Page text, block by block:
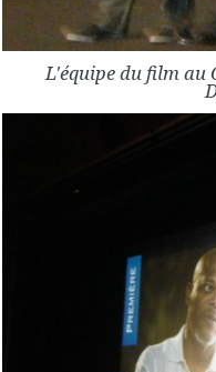
L'équipe du film au